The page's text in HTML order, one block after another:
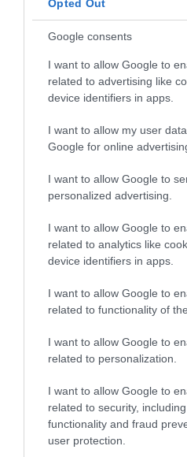
Opted Out
Google consents
I want to allow Google to
related to advertising like
device identifiers in apps.
I want to allow my user
Google for online
I want to allow Google to
personalized advertising.
I want to allow Google to
related to analytics like
device identifiers in apps.
I want to allow Google to
related to functionality of
I want to allow Google to
related to personalization.
I want to allow Google to
related to security,
functionality and fraud
user protection.
PANNONHALMI
2026-08-04